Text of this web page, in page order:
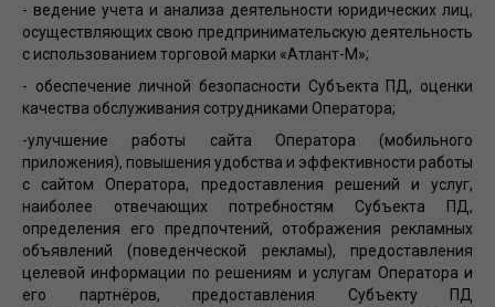
- ведение учета и анализа деятельности юридических лиц,
осуществляющих свою предпринимательскую деятельность
с использованием торговой марки «Атлант-М»;
- обеспечение личной безопасности Субъекта ПД, оценки
качества обслуживания сотрудниками Оператора;
-улучшение работы сайта Оператора (мобильного
приложения), повышения удобства и эффективности работы
с сайтом Оператора, предоставления решений и услуг,
наиболее отвечающих потребностям Субъекта ПД,
определения его предпочтений, отображения рекламных
объявлений (поведенческой рекламы), предоставления
целевой информации по решениям и услугам Оператора и
его партнёров, предоставления Субъекту ПД